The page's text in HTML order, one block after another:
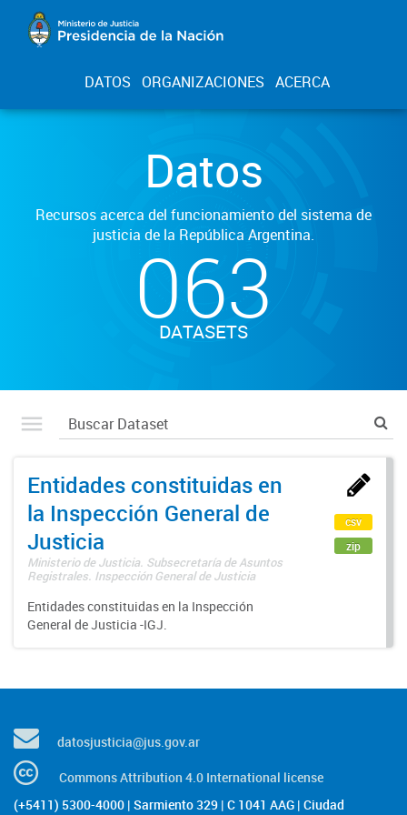
DATOS ORGANIZACIONES ACERCA
Datos
Recursos acerca del funcionamiento del sistema de
justicia de la República Argentina.
063
DATASETS
Entidades constituidas en
la Inspección General de
Justicia
Ministerio de Justicia. Subsecretaría de Asuntos
Registrales. Inspección General de Justicia
Entidades constituidas en la Inspección
General de Justicia -IGJ.
csv
zip
datosjusticia@jus.gov.ar
Commons Attribution 4.0 International license
(+5411) 5300-4000 | Sarmiento 329 | C 1041 AAG | Ciudad